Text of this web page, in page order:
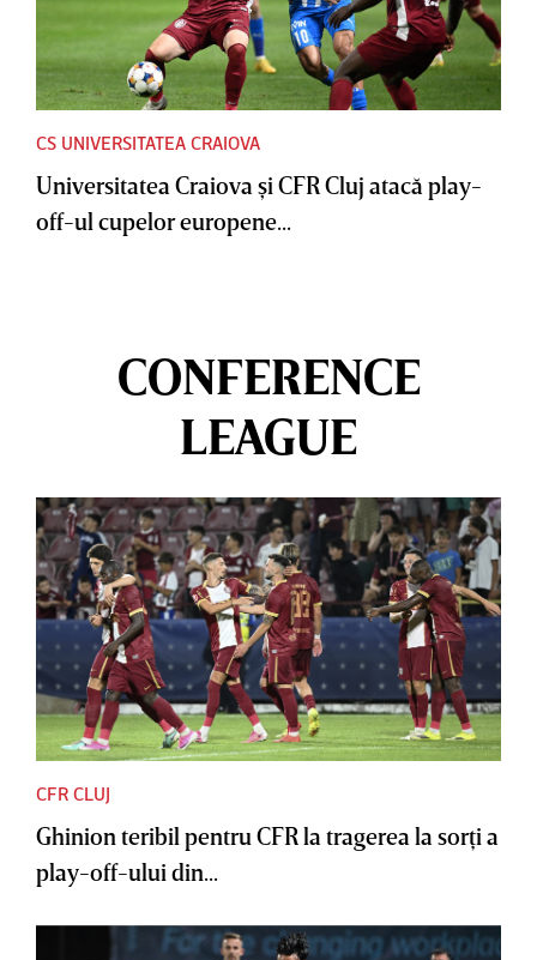
CS UNIVERSITATEA CRAIOVA
Universitatea Craiova şi CFR Cluj atacă play-
off-ul cupelor europene...
CONFERENCE
LEAGUE
CFR CLUJ
Ghinion teribil pentru CFR la tragerea la sorţi a
play-off-ului din...